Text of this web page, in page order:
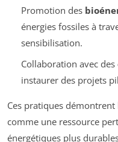
Promotion des
énergies fossiles à
sensibilisation.
Collaboration avec des
instaurer des projets
Ces pratiques
comme une ressource
énergétiques plus